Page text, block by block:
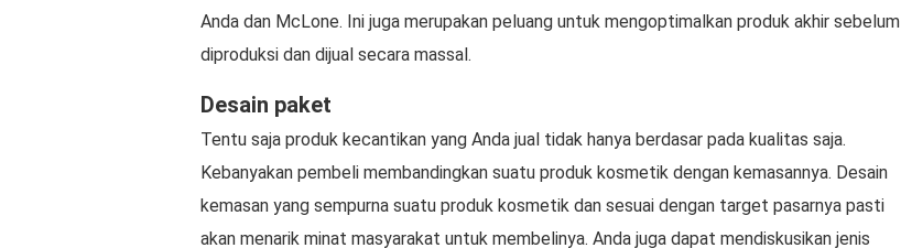
Anda dan McLone. Ini juga merupakan peluang untuk mengoptimalkan produk akhir sebelum
diproduksi dan dijual secara massal.
Desain paket
Tentu saja produk kecantikan yang Anda jual tidak hanya berdasar pada kualitas saja.
Kebanyakan pembeli membandingkan suatu produk kosmetik dengan kemasannya. Desain
kemasan yang sempurna suatu produk kosmetik dan sesuai dengan target pasarnya pasti
akan menarik minat masyarakat untuk membelinya. Anda juga dapat mendiskusikan jenis